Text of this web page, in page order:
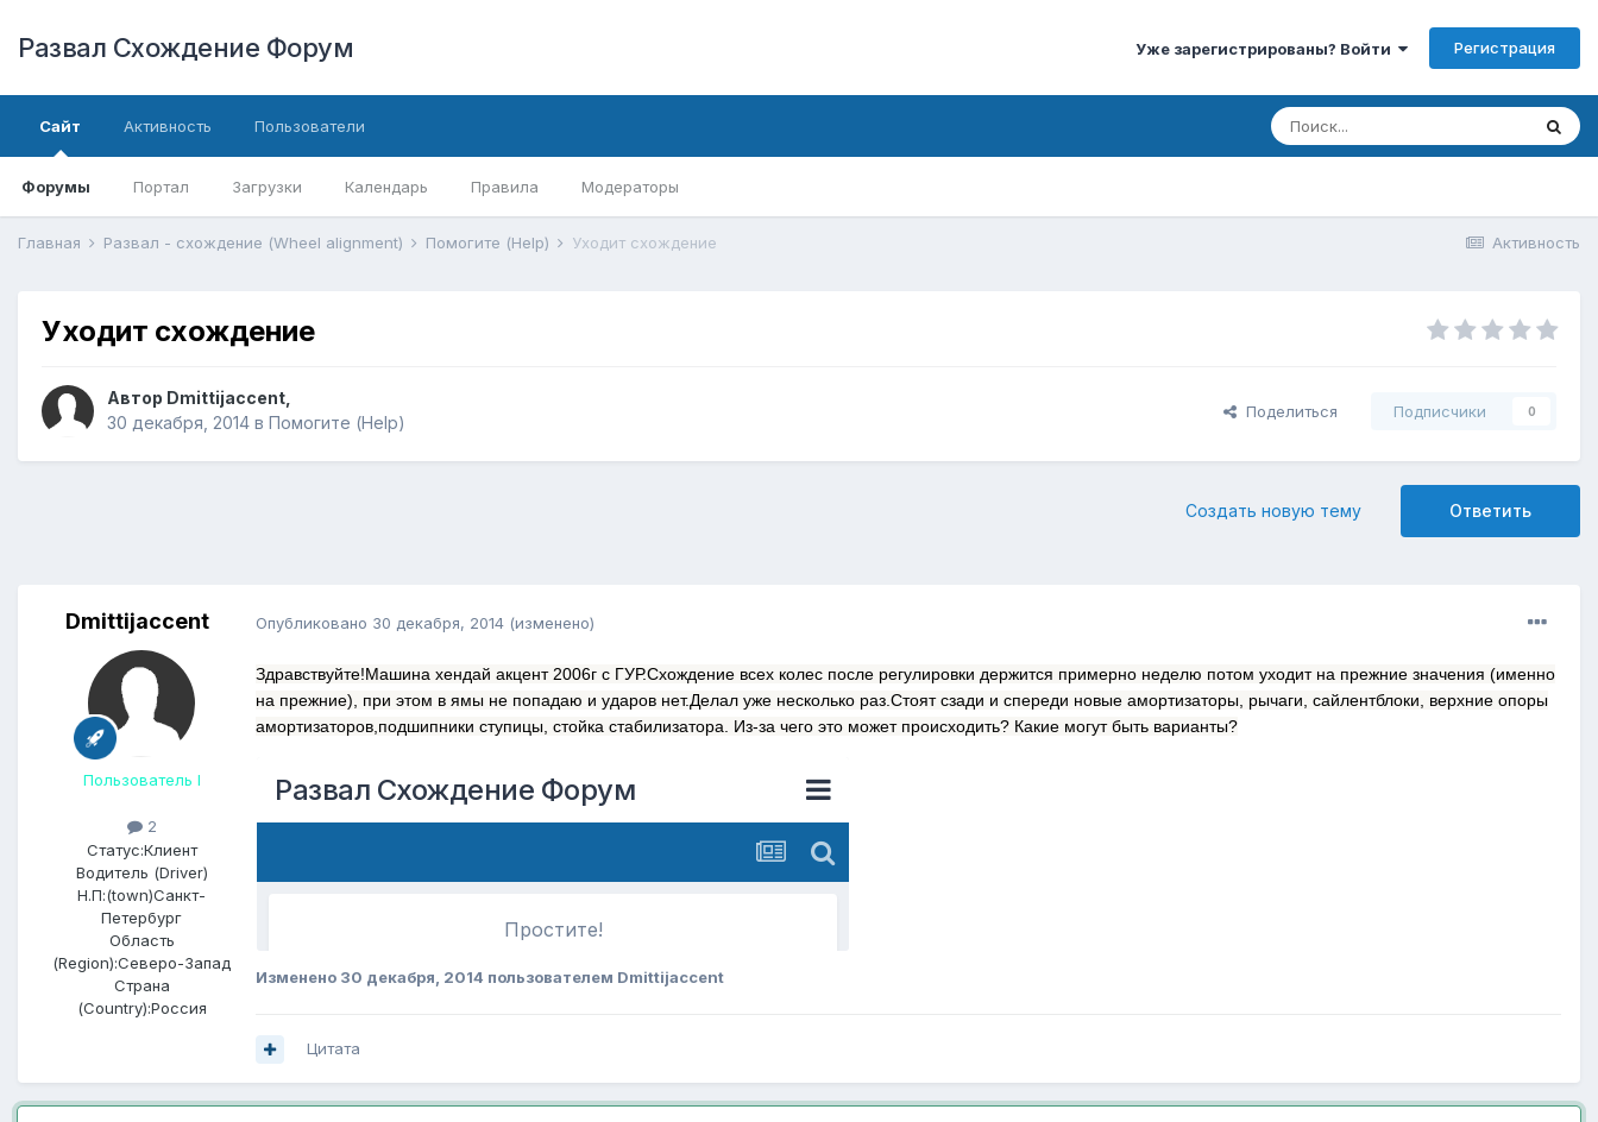
Развал Схождение Форум Уже зарегистрированы? Войти Регистрация
Сайт
Форумы Портал Загрузки Календарь Правила Модераторы
Активность Пользователи
Активность
Главная Развал - схождение (Wheel alignment) Помогите (Help) Уходит схождение
Уходит схождение
Автор Dmittijaccent
30 декабря, 2014 в Помогите (Help)
Поделиться Подписчики 0
Ответить
Создать новую тему
Dmittijaccent
Пользователь I
2
Статус:Клиент
Водитель (Driver)
Н.П:(town)Санкт-
Петербург
Область
(Region):Северо-Запад
Страна
(Country):Россия
Опубликовано 30 декабря, 2014 (изменено)
Здравствуйте!Машина хендай акцент 2006г с ГУР.Схождение всех колес после регулировки держится примерно неделю потом уходит на прежние значения (именно
на прежние), при этом в ямы не попадаю и ударов нет.Делал уже несколько раз.Стоят сзади и спереди новые амортизаторы, рычаги, сайлентблоки, верхние опоры
амортизаторов,подшипники ступицы, стойка стабилизатора. Из-за чего это может происходить? Какие могут быть варианты?
Изменено 30 декабря, 2014 пользователем Dmittijaccent
Цитата